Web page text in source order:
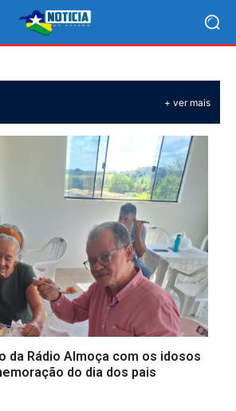
+ ver mais
da Rádio Almoça com os idosos
do dia dos pais